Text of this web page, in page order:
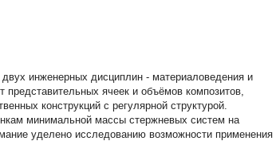
инженерных дисциплин - материаловедения и
ячеек и объёмов композитов,
конструкций с регулярной структурой.
минимальной массы стержневых систем на
уделено исследованию возможности применения